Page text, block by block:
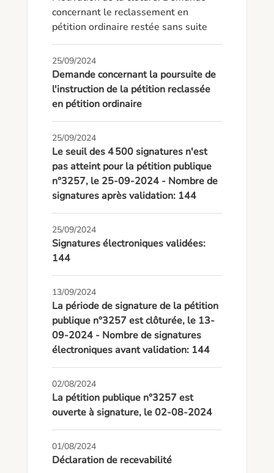
concernant le reclassement en
pétition ordinaire restée sans suite
25/09/2024
Demande concernant la poursuite de
l'instruction de la pétition reclassée
en pétition ordinaire
25/09/2024
Le seuil des 4 500 signatures n'est
pas atteint pour la pétition publique
n°3257, le 25-09-2024 - Nombre de
signatures après validation: 144
25/09/2024
Signatures électroniques validées:
144
13/09/2024
La période de signature de la pétition
publique n°3257 est clôturée, le 13-
09-2024 - Nombre de signatures
électroniques avant validation: 144
02/08/2024
La pétition publique n°3257 est
ouverte à signature, le 02-08-2024
01/08/2024
Déclaration de recevabilité